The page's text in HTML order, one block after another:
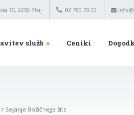
10, 2250 Ptuj 02 780 73 00
služb Ceniki
Sejanje Božičnega žita